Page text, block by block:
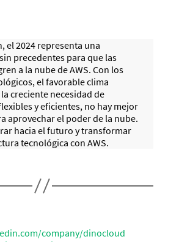
el 2024 representa una
precedentes para que las
a la nube de AWS. Con los
el favorable clima
creciente necesidad de
y eficientes, no hay mejor
aprovechar el poder de la nube.
hacia el futuro y transformar
tecnológica con AWS.
company/dinocloud